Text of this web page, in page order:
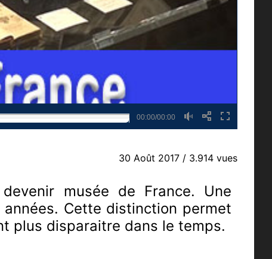
00:00/00:00
30 Août 2017 / 3.914 vues
musée de France. Une
Cette distinction permet
plus disparaitre dans le temps.